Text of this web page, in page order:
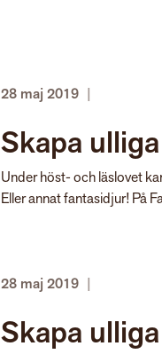
28 maj 2019
Skapa
Under höst- och läslovet
Eller annat fantasidjur! På
28 maj 2019
Skapa